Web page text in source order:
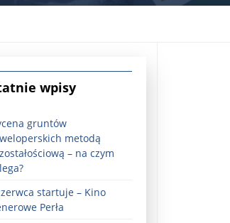
Dzień 1254 ...
świata ...
wpisy
gruntów
metodą
– na czym
startuje – Kino
Perła